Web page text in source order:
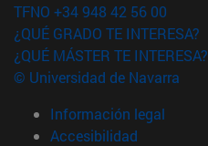
TFNO +34 948 42 56 00
¿QUÉ GRADO TE INTERESA?
¿QUÉ MÁSTER TE INTERESA?
© Universidad de Navarra
Información legal
Accesibilidad